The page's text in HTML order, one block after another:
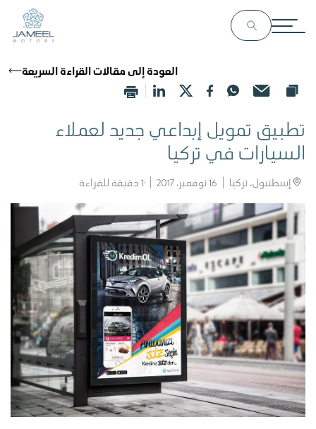
العودة إلى مقالات القراءة السريعة
تطبيق تمويل إبداعي جديد لعملاء
السيارات في تركيا
إسطنبول، تركيا 16 نوفمبر، 2017 1دقيقة للقراءة